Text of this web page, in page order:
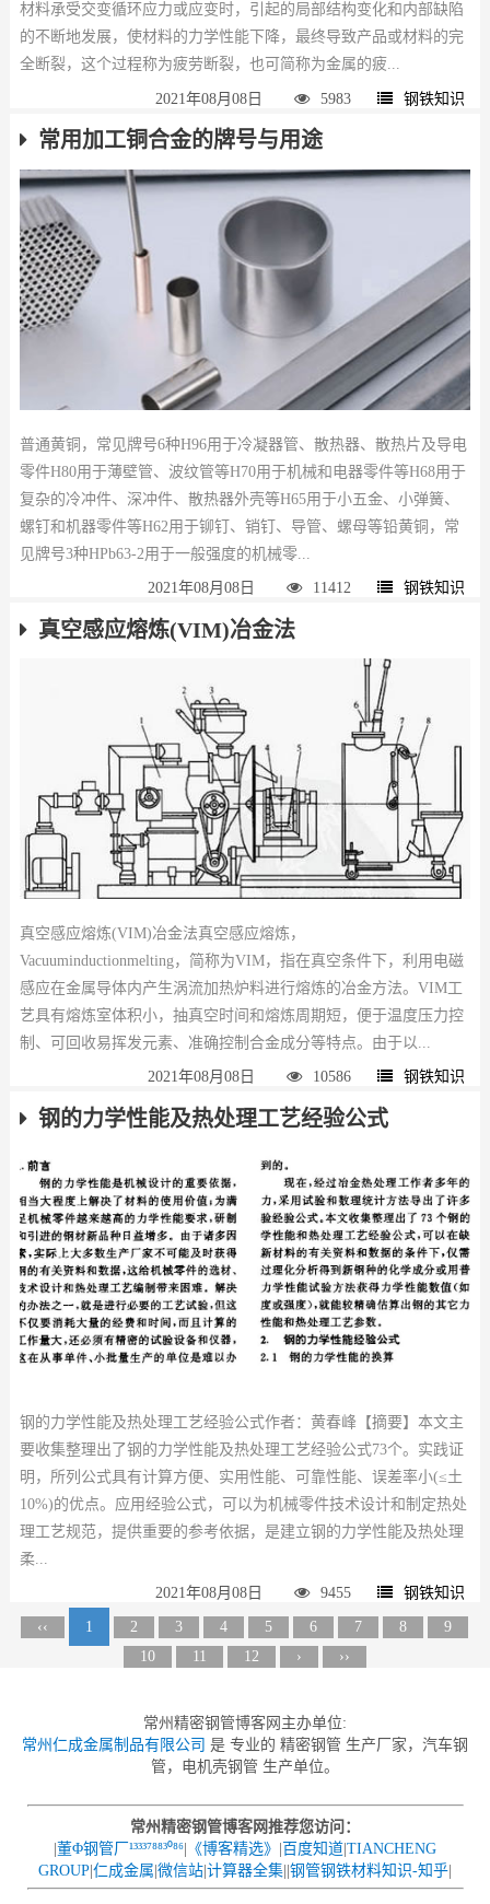
材料承受交变循环应力或应变时，引起的局部结构变化和内部缺陷
的不断地发展，使材料的力学性能下降，最终导致产品或材料的完
全断裂，这个过程称为疲劳断裂，也可简称为金属的疲...
2021年08月08日 5983 钢铁知识
常用加工铜合金的牌号与用途
普通黄铜，常见牌号6种H96用于冷凝器管、散热器、散热片及导电
零件H80用于薄壁管、波纹管等H70用于机械和电器零件等H68用于
复杂的冷冲件、深冲件、散热器外壳等H65用于小五金、小弹簧、
螺钉和机器零件等H62用于铆钉、销钉、导管、螺母等铅黄铜，常
见牌号3种HPb63-2用于一般强度的机械零...
2021年08月08日 11412 钢铁知识
真空感应熔炼(VIM)冶金法
真空感应熔炼(VIM)冶金法真空感应熔炼，
Vacuuminductionmelting，简称为VIM，指在真空条件下，利用电磁
感应在金属导体内产生涡流加热炉料进行熔炼的冶金方法。VIM工
艺具有熔炼室体积小，抽真空时间和熔炼周期短，便于温度压力控
制、可回收易挥发元素、准确控制合金成分等特点。由于以...
2021年08月08日 10586 钢铁知识
钢的力学性能及热处理工艺经验公式
钢的力学性能及热处理工艺经验公式作者：黄春峰【摘要】本文主
要收集整理出了钢的力学性能及热处理工艺经验公式73个。实践证
明，所列公式具有计算方便、实用性能、可靠性能、误差率小(≤土
10%)的优点。应用经验公式，可以为机械零件技术设计和制定热处
理工艺规范，提供重要的参考依据，是建立钢的力学性能及热处理
柔...
2021年08月08日 9455 钢铁知识
‹‹ 1 2 3 4 5 6 7 8
9
10
11 12 › ››
常州精密钢管博客网主办单位:
常州仁成金属制品有限公司 是 专业的 精密钢管 生产厂家，汽车钢
管，电机壳钢管 生产单位。
常州精密钢管博客网推荐您访问：
|董Φ钢管厂¹³³³⁷⁸⁸³⁰⁸⁶| 《博客精选》 |百度知道|TIANCHENG
GROUP|仁成金属|微信站|计算器全集||钢管钢铁材料知识-知乎|